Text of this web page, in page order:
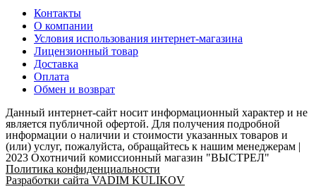
Контакты
О компании
Условия использования интернет-магазина
Лицензионный товар
Доставка
Оплата
Обмен и возврат
Данный интернет-сайт носит информационный характер и не
является публичной офертой. Для получения подробной
информации о наличии и стоимости указанных товаров и
(или) услуг, пожалуйста, обращайтесь к нашим менеджерам |
2023 Охотничий комиссионный магазин "ВЫСТРЕЛ"
Политика конфиденциальности
Разработки сайта VADIM KULIKOV